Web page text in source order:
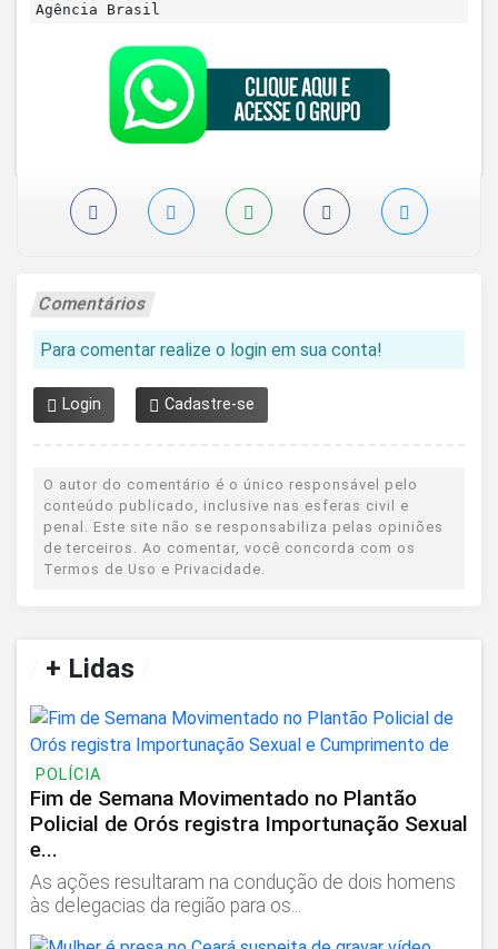
Agência Brasil
Comentários
Para comentar realize o login em sua conta!
Login Cadastre-se
O autor do comentário é o único responsável pelo
conteúdo publicado, inclusive nas esferas civil e
penal. Este site não se responsabiliza pelas opiniões
de terceiros. Ao comentar, você concorda com os
Termos de Uso e Privacidade.
+ Lidas
POLÍCIA
Fim de Semana Movimentado no Plantão
Policial de Orós registra Importunação Sexual
e...
As ações resultaram na condução de dois homens
às delegacias da região para os...